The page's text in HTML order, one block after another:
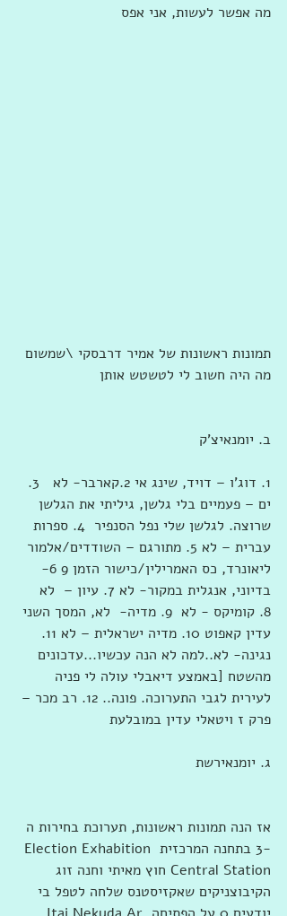
מה אפשר לעשות, אני אפס
תמונות ראשונות של אמיר דרבסקי \שמשום
מה היה חשוב לי לטשטש אותן
ב. יומנאיצ'ק
1. דוג'ו – דויד, שינג אי 2.קארבר- לא   3.
ים – פעמיים בלי גלשן, גיליתי את הגלשן
שרוצה. לגלשן שלי נפל הסנפיר  4. ספרות
עברית – לא 5. מתורגם – השודדים/אלמור
ליאונרד, כס האמרילין/כישור הזמן 9 6-
בדיוני, אנגלית במקור- לא 7. עיון –  לא
8. קומיקס - לא  9. מדיה-  לא, המסך השני
עדין קאפוט 10. מדיה ישראלית – לא 11.
נגינה- לא..למה לא הנה עכשיו...עדכונים
מהשטח [באמצע דיאבלי עולה לי פניה
לעירית לגבי התערוכה. פונה.. 12. רב מכר –
פרק ז ויטאלי עדין במובלעת
ג. יומנאירשת
‏‎אז הנה תמונות ראשונות, תערוכת בחירות ה
-3 בתחנה המרכזית Election Exhabition
Central Station חוץ מאיתי וחנה זוג
הקיבוצניקים שאקזיסטנס שלחה לטפל בי